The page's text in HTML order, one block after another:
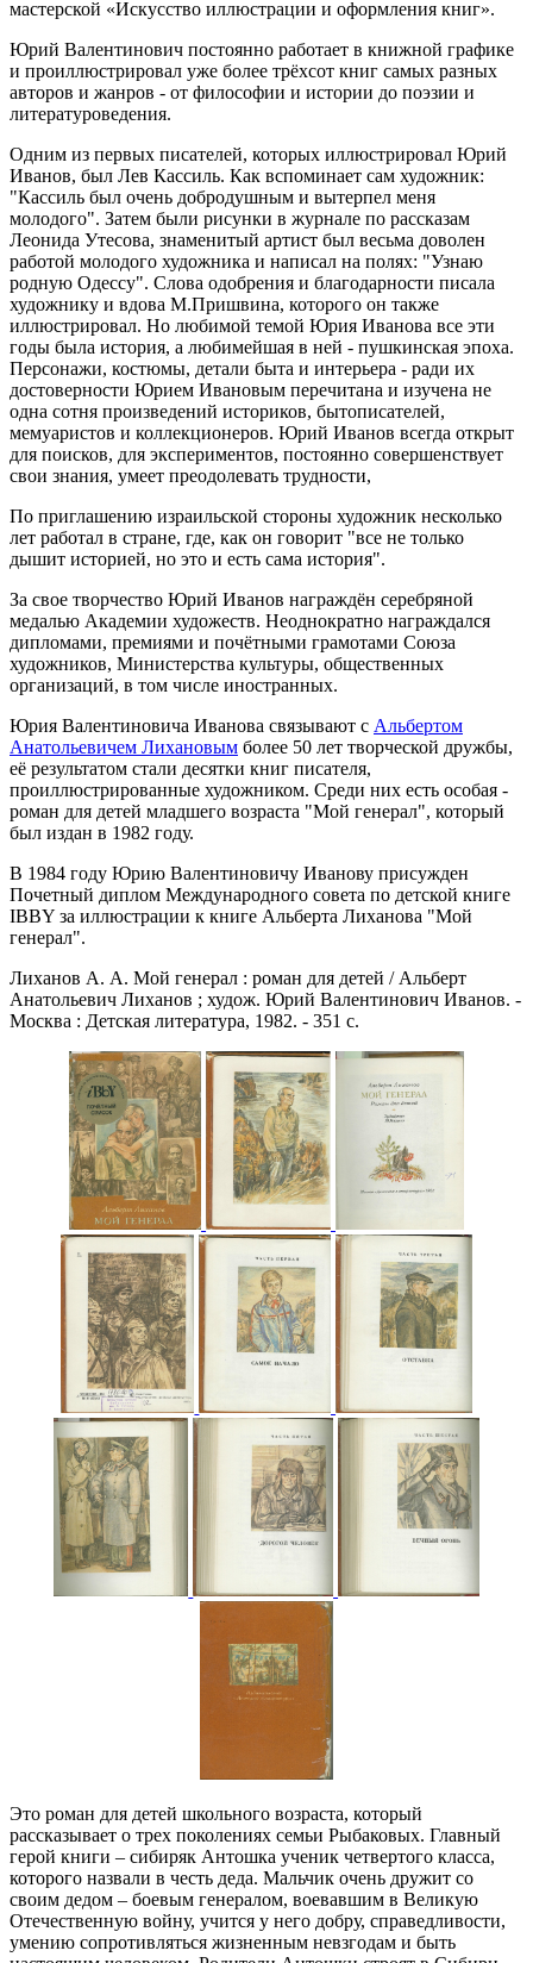
мастерской «Искусство иллюстрации и оформления книг».
Юрий Валентинович постоянно работает в книжной графике
и проиллюстрировал уже более трёхсот книг самых разных
авторов и жанров - от философии и истории до поэзии и
литературоведения.
Одним из первых писателей, которых иллюстрировал Юрий
Иванов, был Лев Кассиль. Как вспоминает сам художник:
"Кассиль был очень добродушным и вытерпел меня
молодого". Затем были рисунки в журнале по рассказам
Леонида Утесова, знаменитый артист был весьма доволен
работой молодого художника и написал на полях: "Узнаю
родную Одессу". Слова одобрения и благодарности писала
художнику и вдова М.Пришвина, которого он также
иллюстрировал. Но любимой темой Юрия Иванова все эти
годы была история, а любимейшая в ней - пушкинская эпоха.
Персонажи, костюмы, детали быта и интерьера - ради их
достоверности Юрием Ивановым перечитана и изучена не
одна сотня произведений историков, бытописателей,
мемуаристов и коллекционеров. Юрий Иванов всегда открыт
для поисков, для экспериментов, постоянно совершенствует
свои знания, умеет преодолевать трудности,
По приглашению израильской стороны художник несколько
лет работал в стране, где, как он говорит "все не только
дышит историей, но это и есть сама история".
За свое творчество Юрий Иванов награждён серебряной
медалью Академии художеств. Неоднократно награждался
дипломами, премиями и почётными грамотами Союза
художников, Министерства культуры, общественных
организаций, в том числе иностранных.
Юрия Валентиновича Иванова связывают с Альбертом
Анатольевичем Лихановым более 50 лет творческой дружбы,
её результатом стали десятки книг писателя,
проиллюстрированные художником. Среди них есть особая -
роман для детей младшего возраста "Мой генерал", который
был издан в 1982 году.
В 1984 году Юрию Валентиновичу Иванову присужден
Почетный диплом Международного совета по детской книге
IBBY за иллюстрации к книге Альберта Лиханова "Мой
генерал".
Лиханов А. А. Мой генерал : роман для детей / Альберт
Анатольевич Лиханов ; худож. Юрий Валентинович Иванов. -
Москва : Детская литература, 1982. - 351 с.
Это роман для детей школьного возраста, который
рассказывает о трех поколениях семьи Рыбаковых. Главный
герой книги – сибиряк Антошка ученик четвертого класса,
которого назвали в честь деда. Мальчик очень дружит со
своим дедом – боевым генералом, воевавшим в Великую
Отечественную войну, учится у него добру, справедливости,
умению сопротивляться жизненным невзгодам и быть